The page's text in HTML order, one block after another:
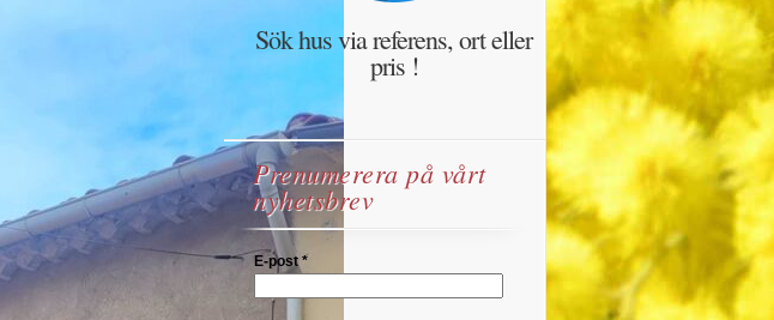
Sök hus via referens, ort eller
pris !
Prenumerera på vårt
nyhetsbrev
E-post *